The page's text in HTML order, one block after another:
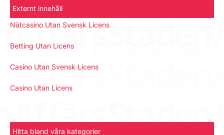
Externt innehåll
Nätcasino Utan Svensk Licens
Betting Utan Licens
Casino Utan Svensk Licens
Casino Utan Licens
Hitta bland våra kategorier